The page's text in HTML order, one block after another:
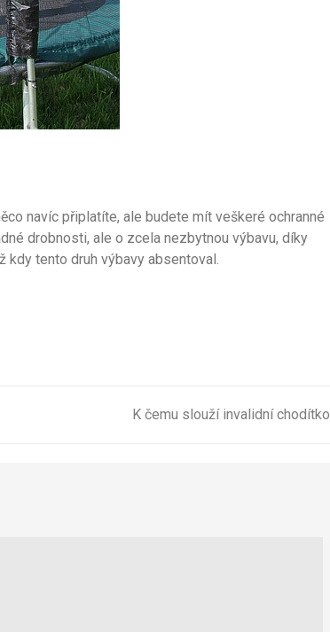
navíc připlatíte, ale budete mít veškeré ochranné
drobnosti, ale o zcela nezbytnou výbavu, díky
kdy tento druh výbavy absentoval.
K čemu slouží invalidní chodítko